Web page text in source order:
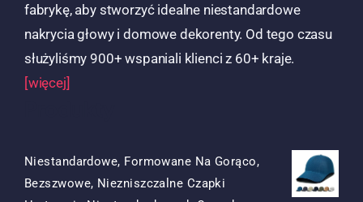
fabrykę, aby stworzyć idealne niestandardowe
nakrycia głowy i domowe dekorenty. Od tego czasu
służyliśmy 900+ wspaniali klienci z 60+ kraje.
[więcej]
Niestandardowe, Formowane Na Gorąco,
Bezszwowe, Niezniszczalne Czapki